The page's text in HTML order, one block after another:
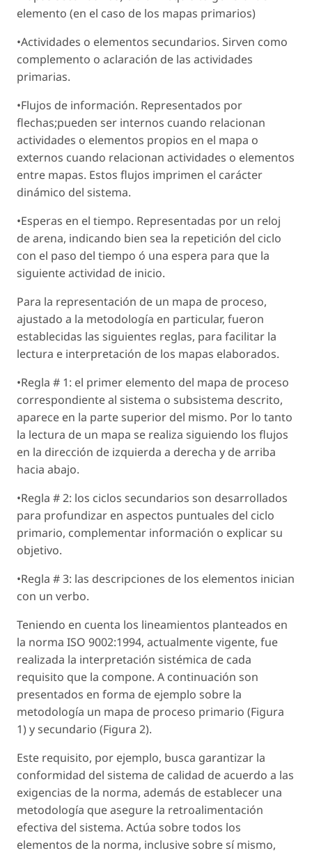
elemento (en el caso de los mapas primarios)
•Actividades o elementos secundarios. Sirven como
complemento o aclaración de las actividades
primarias.
•Flujos de información. Representados por
flechas;pueden ser internos cuando relacionan
actividades o elementos propios en el mapa o
externos cuando relacionan actividades o elementos
entre mapas. Estos flujos imprimen el carácter
dinámico del sistema.
•Esperas en el tiempo. Representadas por un reloj
de arena, indicando bien sea la repetición del ciclo
con el paso del tiempo ó una espera para que la
siguiente actividad de inicio.
Para la representación de un mapa de proceso,
ajustado a la metodología en particular, fueron
establecidas las siguientes reglas, para facilitar la
lectura e interpretación de los mapas elaborados.
•Regla # 1: el primer elemento del mapa de proceso
correspondiente al sistema o subsistema descrito,
aparece en la parte superior del mismo. Por lo tanto
la lectura de un mapa se realiza siguiendo los flujos
en la dirección de izquierda a derecha y de arriba
hacia abajo.
•Regla # 2: los ciclos secundarios son desarrollados
para profundizar en aspectos puntuales del ciclo
primario, complementar información o explicar su
objetivo.
•Regla # 3: las descripciones de los elementos inician
con un verbo.
Teniendo en cuenta los lineamientos planteados en
la norma ISO 9002:1994, actualmente vigente, fue
realizada la interpretación sistémica de cada
requisito que la compone. A continuación son
presentados en forma de ejemplo sobre la
metodología un mapa de proceso primario (Figura
1) y secundario (Figura 2).
Este requisito, por ejemplo, busca garantizar la
conformidad del sistema de calidad de acuerdo a las
exigencias de la norma, además de establecer una
metodología que asegure la retroalimentación
efectiva del sistema. Actúa sobre todos los
elementos de la norma, inclusive sobre sí mismo,